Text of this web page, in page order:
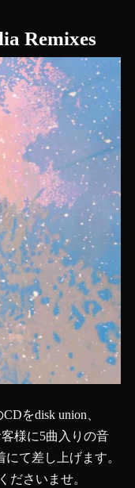
Remixes
をdisk union、
様に5曲入りの音
にて差し上げます。
ださいませ。